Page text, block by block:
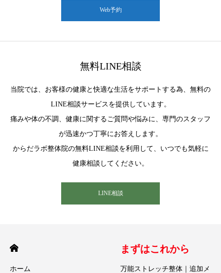
Web予約
無料LINE相談
当院では、お客様の健康と快適な生活をサポートする為、無料の
LINE相談サービスを提供しています。
痛みや体の不調、健康に関するご質問や悩みに、専門のスタッフ
が迅速かつ丁寧にお答えします。
からだラボ整体院の無料LINE相談を利用して、いつでも気軽に
健康相談してください。
LINE相談
ホーム
まずはこれから
万能ストレッチ整体｜追加メ